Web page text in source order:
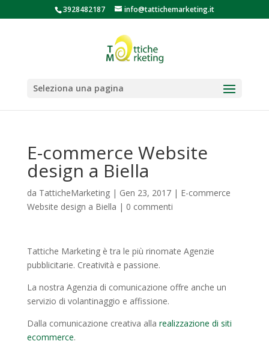
3928482187 info@tattichemarketing.it
Seleziona una pagina
E-commerce Website
design a Biella
da TatticheMarketing| Gen 23, 2017| E-commerce
Website design a Biella | 0 commenti
Tattiche Marketing è tra le più rinomate Agenzie
pubblicitarie. Creatività e passione.
La nostra Agenzia di comunicazione offre anche un
servizio di volantinaggio e affissione.
Dalla comunicazione creativa alla realizzazione di siti
ecommerce.